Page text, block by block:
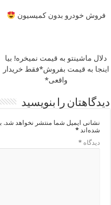
فروش خودرو بدون کمیسیون
دلال ماشینتو به قیمت نمیخره! بیا
اینجا به قیمت بفروش*فقط خریدار
واقعی*
دیدگاهتان را بنویسید
نشانی ایمیل شما منتشر نخواهد شد.
شده‌اند*
دیدگاه*